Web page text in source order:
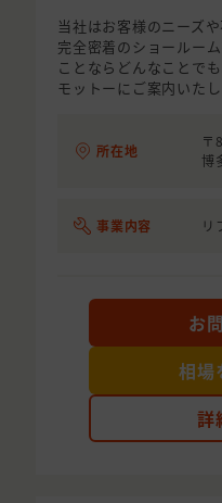
当社はお客様のニーズ
完全密着のショールー
ことならどんなことで
モットーにご案内いたし
所在地
〒
博
事業内容 リ
詳
お
相場